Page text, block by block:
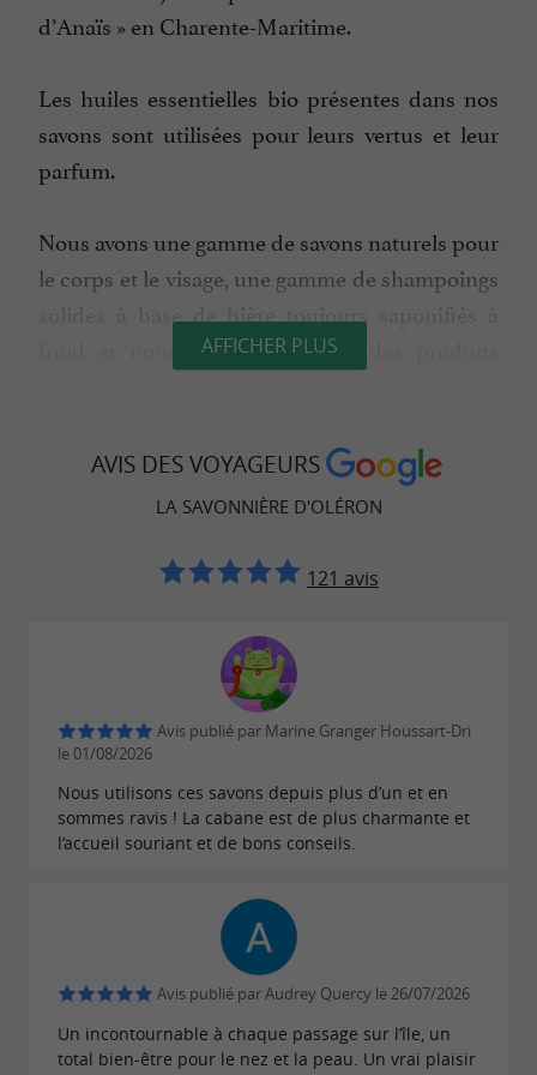
d’Anaïs » en Charente-Maritime.
Les huiles essentielles bio présentes dans nos
savons sont utilisées pour leurs vertus et leur
parfum.
Nous avons une gamme de savons naturels pour
le corps et le visage, une gamme de shampoings
froid et nous proposons aussi des produits
Toujours dans cet esprit de respect de la
des créatrices en zéro déchet afin de vous
salle de bain et votre cuisine.
Des accessoires de beauté et de bain en matière
naturelle(bois, bambou, végétale) viennent
compléter notre offre pour encore mieux
répondre à vos attentes.
Nous sommes à votre écoute pour vous
conseiller au mieux et passer un agréable
moment dans notre cabane à
De plus, ce site exceptionnel et gardé intact
AFFICHER PLUS
AVIS DES VOYAGEURS
LA SAVONNIÈRE D'OLÉRON
121 avis
Avis publié par Marine Granger Houssart-Dri
le 01/08/2026
Nous utilisons ces savons depuis plus d’un et en
sommes ravis ! La cabane est de plus charmante et
l’accueil souriant et de bons conseils.
Avis publié par Audrey Quercy le 26/07/2026
Un incontournable à chaque passage sur l’île, un
total bien-être pour le nez et la peau. Un vrai plaisir